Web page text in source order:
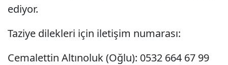
ediyor.
Taziye dilekleri için iletişim numarası:
Cemalettin Altınoluk (Oğlu): 0532 664 67 99